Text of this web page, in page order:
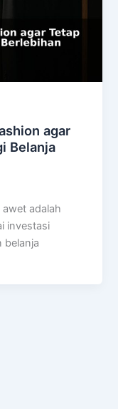
agar
Belanja
adalah
investasi
belanja